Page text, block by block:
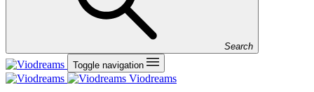
Search
Toggle navigation
Viodreams